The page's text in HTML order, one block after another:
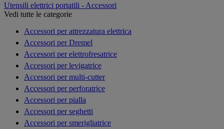
Utensili elettrici portatili - Accessori
Vedi tutte le categorie
Accessori per attrezzatura elettrica
Accessori per Dremel
Accessori per elettrofresatrice
Accessori per levigatrice
Accessori per multi-cutter
Accessori per perforatrice
Accessori per pialla
Accessori per seghetti
Accessori per smerigliatrice